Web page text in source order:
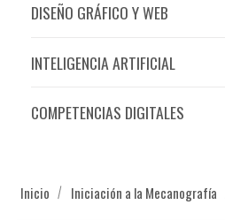
DISEÑO GRÁFICO Y WEB
INTELIGENCIA ARTIFICIAL
COMPETENCIAS DIGITALES
Inicio Iniciación a la Mecanografía